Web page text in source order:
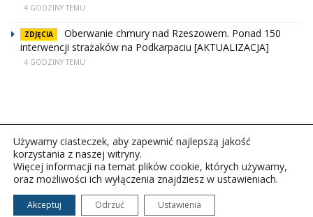
4 GODZINY TEMU
ZDJĘCIA
Oberwanie chmury nad Rzeszowem. Ponad 150
interwencji strażaków na Podkarpaciu [AKTUALIZACJA]
4 GODZINY TEMU
Copyright © 2026Polskie Radio Rzeszów S.A. w likwidacj.
Wszelkie prawa zastrzeżone.
Używamy ciasteczek, aby zapewnić najlepszą jakość
korzystania z naszej witryny.
Więcej informacji na temat plików cookie, których używamy,
oraz możliwości ich wyłączenia znajdziesz w ustawieniach.
Akceptuj Odrzuć Ustawienia